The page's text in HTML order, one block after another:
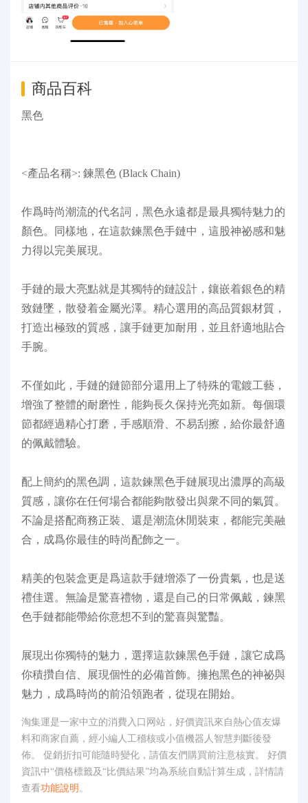
商品百科
黑色
<產品名稱>: 鍊黑色 (Black Chain)
作爲時尚潮流的代名詞，黑色永遠都是最具獨特魅力的
顏色。同樣地，在這款鍊黑色手鏈中，這股神祕感和魅
力得以完美展現。
手鏈的最大亮點就是其獨特的鏈設計，鑲嵌着銀色的精
致鏈墜，散發着金屬光澤。精心選用的高品質銀材質，
打造出極致的質感，讓手鏈更加耐用，並且舒適地貼合
手腕。
不僅如此，手鏈的鏈節部分還用上了特殊的電鍍工藝，
增強了整體的耐磨性，能夠長久保持光亮如新。每個環
節都經過精心打磨，手感順滑、不易刮擦，給你最舒適
的佩戴體驗。
配上簡約的黑色調，這款鍊黑色手鏈展現出濃厚的高級
質感，讓你在任何場合都能夠散發出與衆不同的氣質。
不論是搭配商務正裝、還是潮流休閒裝束，都能完美融
合，成爲你最佳的時尚配飾之一。
精美的包裝盒更是爲這款手鏈增添了一份貴氣，也是送
禮佳選。無論是驚喜禮物，還是自己的日常佩戴，鍊黑
色手鏈都能帶給你意想不到的驚喜與驚豔。
展現出你獨特的魅力，選擇這款鍊黑色手鏈，讓它成爲
你積攢自信、展現個性的必備首飾。擁抱黑色的神祕與
魅力，成爲時尚的前沿領跑者，從現在開始。
淘集運是一家中立的消費入口网站，好價資訊來自熱心值友爆
料和商家自薦，經小編人工稽核或小值機器人智慧判斷後發
佈。 促銷折扣可能隨時變化，請值友們購買前注意核實。 好價
資訊中“價格標籤及“比價結果”均為系統自動計算生成，詳情請
查看功能說明 。